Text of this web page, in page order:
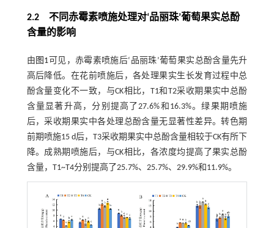
2.2 不同赤霉素喷施处理对‘品丽珠’葡萄果实总酚
含量的影响
由 图1 可见，赤霉素喷施后‘品丽珠’葡萄果实总酚含量先升
高后降低。在花前喷施后，各处理果实生长发育过程中总
酚含量变化不一致，与CK相比，T1和T2采收期果实中总酚
含量显著升高，分别提高了27.6%和16.3%。绿果期喷施
后，采收期果实中各处理总酚含量无显著性差异。转色期
前期喷施15 d后，T3采收期果实中总酚含量相较于CK有所下
降。成熟期喷施后，与CK相比，各浓度均提高了果实总酚
含量，T1~T4分别提高了25.7%、25.7%、29.9%和11.9%。